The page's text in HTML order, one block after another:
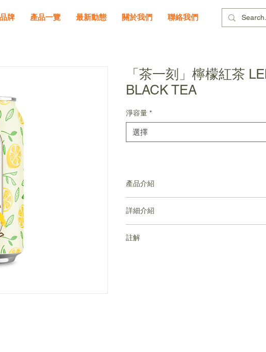
牌 產品一覽 最新動態 關於我們 聯絡我們
「茶一刻」檸檬紅茶
BLACK TEA
淨容量 *
選擇
產品介紹
​加入地中海出產新鮮檸檬
詳細介紹
註解